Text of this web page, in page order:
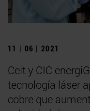
11 | 06 | 2021
Ceit y CIC
tecnología láser
cobre que